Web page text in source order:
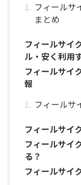
フィールサ
まとめ
フィールサイ
ル・安く利用
フィールサイ
報
フィールサ
フィールサイ
フィールサイ
る？
フィールサイ